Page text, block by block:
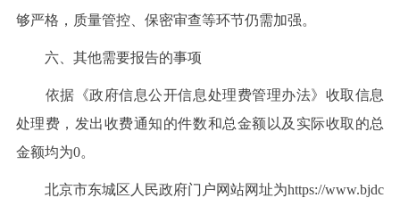
够严格，质量管控、保密审查等环节仍需加强。
六、其他需要报告的事项
依据《政府信息公开信息处理费管理办法》收取信息
处理费，发出收费通知的件数和总金额以及实际收取的总
金额均为0。
北京市东城区人民政府门户网站网址为https://www.bjdc